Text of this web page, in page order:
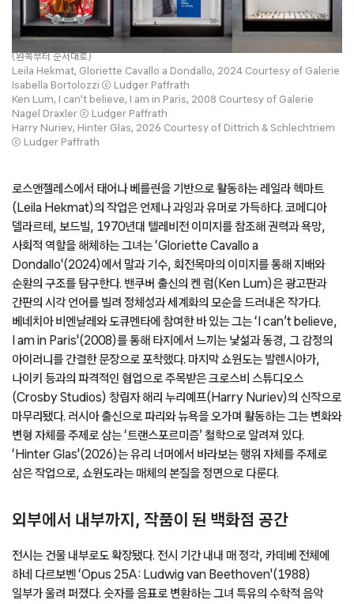
(왼쪽부터 순서대로)
Leila Hekmat, Gloriette Cavallo a Dondallo, 2024 Courtesy of Galerie
Isabella Bortolozzi ⓒ Ludger Paffrath
Ken Lum, I can’t believe, I am in Paris, 2008 Courtesy of Galerie
Nagel Draxler ⓒ Ludger Paffrath
Harry Nuriev, Hinter Glas, 2026 Courtesy of Dittrich & Schlechtriem
ⓒ Ludger Paffrath
로스앤젤레스에서 태어나 베를린을 기반으로 활동하는 레일라 헥마트
(Leila Hekmat)의 작업은 언제나 과잉과 유머로 가득하다. 코메디아
델라르테, 보드빌, 1970년대 텔레비전 이미지를 참조해 권력과 욕망,
사회적 역할을 해체하는 그녀는 ‘Gloriette Cavallo a
Dondallo'(2024)에서 말과 기수, 회전목마의 이미지를 통해 지배와
순환의 구조를 탐구한다. 밴쿠버 출신의 켄 럼(Ken Lum)은 광고판과
간판의 시각 언어를 빌려 정체성과 세계화의 모순을 드러내온 작가다.
베네치아 비엔날레와 도큐멘타에 참여한 바 있는 그는 ‘I can’t believe,
I am in Paris'(2008)를 통해 타지에서 느끼는 낯섦과 동경, 그 감정의
아이러니를 간결한 문장으로 포착했다. 마지막 쇼윈도는 발렌시아가,
나이키 등과의 파격적인 협업으로 주목받은 크로스비 스튜디오스
(Crosby Studios) 창립자 해리 누리예프(Harry Nuriev)의 신작으로
마무리됐다. 러시아 출신으로 파리와 뉴욕을 오가며 활동하는 그는 변화와
변형 자체를 주제로 삼는 ‘트랜스포르미즘’ 철학으로 알려져 있다.
‘Hinter Glas'(2026)는 유리 너머에서 바라보는 행위 자체를 주제로
삼은 작업으로, 쇼윈도라는 매체의 본질을 정면으로 다룬다.
외부에서 내부까지, 작품이 된 백화점 공간
전시는 건물 내부로도 확장됐다. 전시 기간 내내 매 정각, 카데베 전체에
하네 다르보벤 ‘Opus 25A: Ludwig van Beethoven'(1988)
일부가 울려 퍼졌다. 숫자를 음표로 변환하는 그녀 특유의 수학적 음악